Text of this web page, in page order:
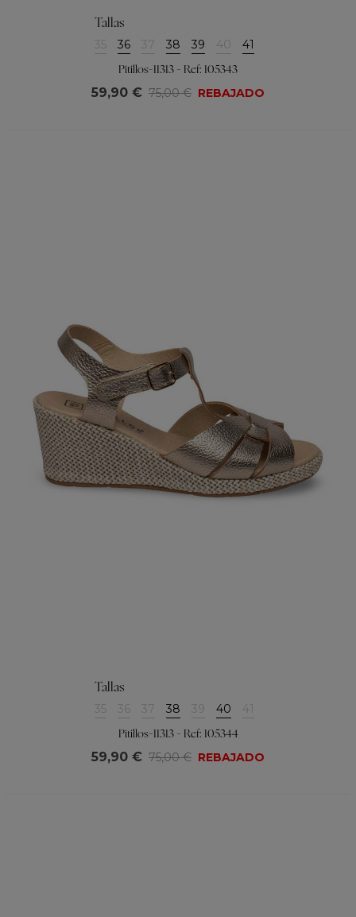
Tallas
35 36 37 38 39 40 41
Pitillos-11313 - Ref: 105343
59,90 € 75,00 € REBAJADO
Tallas
35 36 37 38 39 40 41
Pitillos-11313 - Ref: 105344
59,90 € 75,00 € REBAJADO